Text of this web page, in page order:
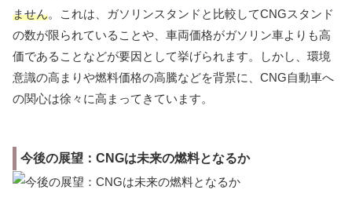
ません。これは、ガソリンスタンドと比較してCNGスタンド
の数が限られていることや、車両価格がガソリン車よりも高
価であることなどが要因として挙げられます。しかし、環境
意識の高まりや燃料価格の高騰などを背景に、CNG自動車へ
の関心は徐々に高まってきています。
今後の展望：CNGは未来の燃料となるか